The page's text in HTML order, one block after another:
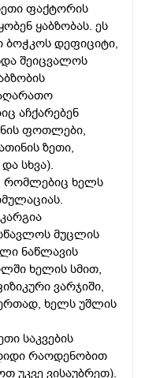
ფაქტორის
ყაბზობას. ეს
ბოჭკოს დეფიციტი,
შეიცვალოს
აჩქარებენ
ფოთლები,
ზეთი,
სხვა).
რომლებიც ხელს
მუცლის
ნაწლავის
ხელის სმით,
ვარჯიში,
ხელს უშლის
საკვების
რაოდენობით
უკვე ვისაუბრეთ).